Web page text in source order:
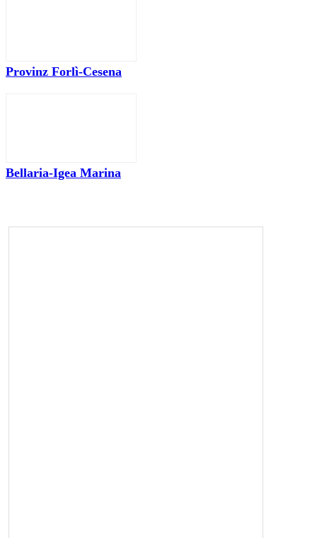
Provinz Forlì-Cesena
Bellaria-Igea Marina